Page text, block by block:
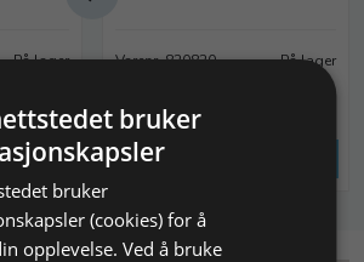
På lager
Legg i
Varenr. 820820 På lager
5,44 NOK
Info
bruker
bruker
(cookies) for å
opplevelse. Ved å bruke